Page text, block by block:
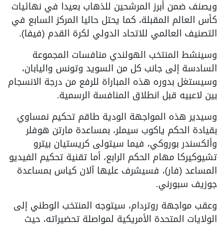
ويصنف ضمن أبرز المرشحين للذهاب بعيدا في نهائيات
كأس العالم المقبلة، كما يحتل حاليا المركز السابع في
التصنيف العالمي للاتحاد الدولي لكرة القدم (فيفا).
وسينشط المنتخب الهولندي منافسات المجموعة
السادسة إلى جانب كل من السويد وتونس واليابان،
وسيستغل بدوره هذه المباراة للرفع من درجة الانسجام
بين لاعبيه قبل انطلاق المنافسة الرسمية.
وسيدير هذه المواجهة الودية طاقم تحكيم نمساوي
بقيادة الحكم ياكوب سيملر، بمساعدة مارتن هوفلر
وألكسندر بوروكي، فيما سيتولى كريستيان بيترو
تشيوكيركا مهام الحكم الرابع، أما تقنية تحكيم الفيديو
المساعد (فار)، فسيشرف عليها آلان كياس بمساعدة
جوزيف سبورني.
وعقب مواجهة روتردام، سيتوجه المنتخب الوطني إلى
الولايات المتحدة الأمريكية لمواصلة تحضيراته، حيث